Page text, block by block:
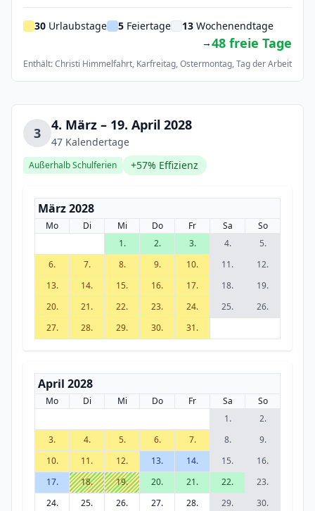
30 Urlaubstage 5 Feiertage 13 Wochenendtage
→48 freie Tage
Enthält: Christi Himmelfahrt, Karfreitag, Ostermontag, Tag der Arbeit
3 4. März – 19. April 2028
47 Kalendertage
Außerhalb Schulferien +57% Effizienz
März 2028
Mo Di Mi Do Fr Sa
So
1.
2. 3. 4.
5.
6.
7. 8. 9. 10. 11.
12.
13.
14. 15. 16. 17. 18.
19.
20.
21. 22. 23. 24. 25.
26.
27.
28. 29. 30. 31.
April 2028
Mo Di Mi Do Fr Sa
So
1.
2.
3.
4. 5. 6. 7. 8.
9.
10.
11. 12. 13. 14. 15.
16.
17.
18. 19. 20. 21. 22.
23.
24.
25. 26. 27. 28. 29. 30.